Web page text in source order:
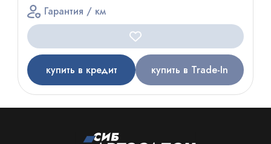
Гарантия / км
купить в кредит купить в Trade-In